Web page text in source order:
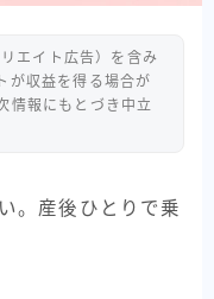
エイト広告）を含み
が収益を得る場合が
情報にもとづき中立
。産後ひとりで乗